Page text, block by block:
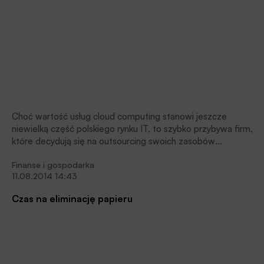
Choć wartość usług cloud computing stanowi jeszcze
niewielką część polskiego rynku IT, to szybko przybywa firm,
które decydują się na outsourcing swoich zasobów
te same czynniki, które upowszechniły elektryfikację, a potem
komputeryzację i informatyzację – chęć podniesienia
atut – umożliwia optymalizację kosztów.
Finanse i gospodarka
11.08.2014 14:43
Czas na eliminację papieru